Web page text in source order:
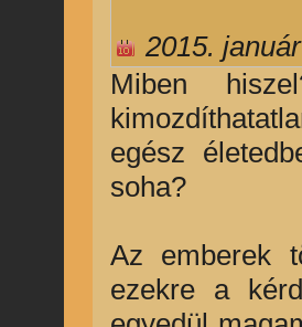
2015.
Miben
egész
soha?
Az emberek
ezekre a